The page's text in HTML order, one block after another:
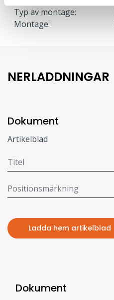
Typ av montage:
Montage:
NERLADDNINGAR
Dokument
Artikelblad
Ladda hem artikelblad
Dokument